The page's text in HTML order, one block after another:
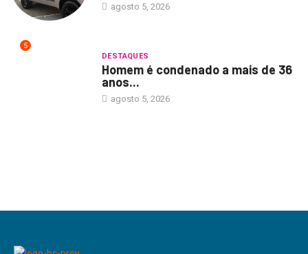
agosto 5, 2026
5
DESTAQUES
Homem é condenado a mais de 36
anos...
agosto 5, 2026